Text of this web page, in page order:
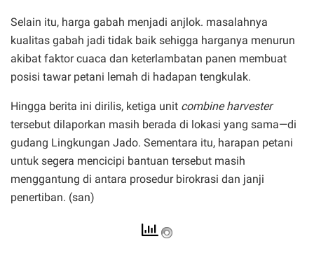
Selain itu, harga gabah menjadi anjlok. masalahnya
kualitas gabah jadi tidak baik sehigga harganya menurun
akibat faktor cuaca dan keterlambatan panen membuat
posisi tawar petani lemah di hadapan tengkulak.
Hingga berita ini dirilis, ketiga unit combine harvester
tersebut dilaporkan masih berada di lokasi yang sama—di
gudang Lingkungan Jado. Sementara itu, harapan petani
untuk segera mencicipi bantuan tersebut masih
menggantung di antara prosedur birokrasi dan janji
penertiban. (san)